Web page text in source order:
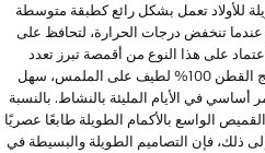
للأولاد تعمل بشكل رائع كطبقة متوسطة
عندما تنخفض درجات الحرارة، لتحافظ على
على هذا النوع من أقمصة تبرز تعدد
الاستخدامات والقدرة على التحمل. نسيج القطن 100% لطيف على الملمس، سهل
أساسي في الأيام المليئة بالنشاط. بالنسبة
الواسع بالأكمام الطويلة طابعًا عصريًا
ذلك، فإن التصاميم الطويلة والبسيطة في